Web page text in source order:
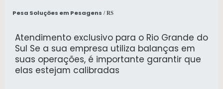
Pesa Soluções em Pesagens / RS
Atendimento exclusivo para o Rio Grande do
Sul Se a sua empresa utiliza balanças em
suas operações, é importante garantir que
elas estejam calibradas